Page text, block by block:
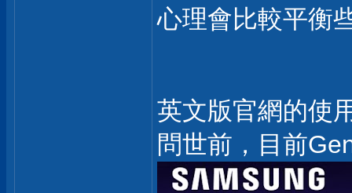
心理會比較平衡
英文版官網的使
問世前，目前